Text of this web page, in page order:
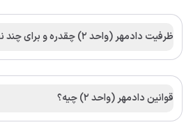
ظرفیت دادمهر (واحد ۲) چقدره و برای چند نفر مناسبه؟
قوانین دادمهر (واحد ۲) چیه؟